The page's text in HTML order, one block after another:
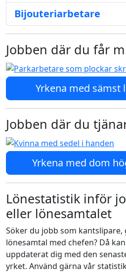
Bijouteriarbetare
Jobben där du får
Yrkena med sämst
Jobben där du
Yrkena med dom
Lönestatistik inför
eller lönesamtalet
Söker du jobb som kantslipare,
lönesamtal med chefen? Då
uppdaterat dig med den
yrket. Använd gärna vår